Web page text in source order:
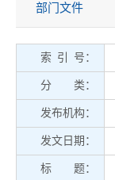
部门文件
索 引 号：
分 类：
发布机构：
发文日期：
标 题：